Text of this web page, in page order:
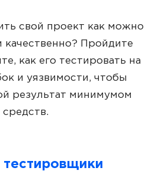
свой проект как можно
качественно? Пройдите
как его тестировать на
и уязвимости, чтобы
результат минимумом
средств.
тестировщики